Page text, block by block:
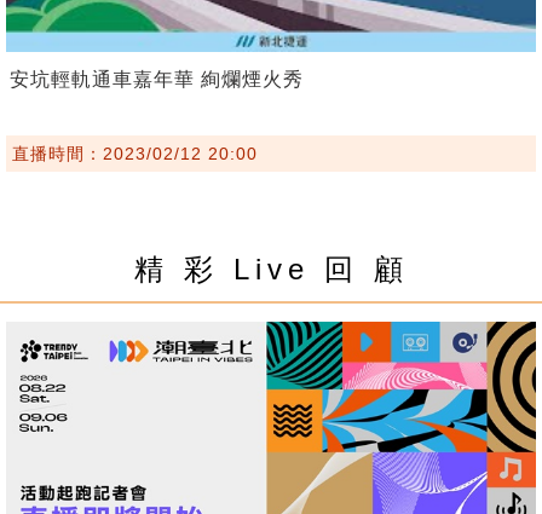
安坑輕軌通車嘉年華 絢爛煙火秀
直播時間：2023/02/12 20:00
精 彩 Live 回 顧